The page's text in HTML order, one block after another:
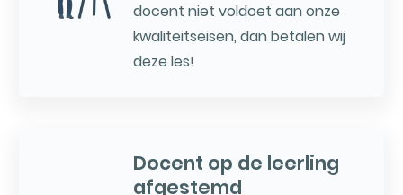
docent niet voldoet aan onze
kwaliteitseisen, dan betalen wij
deze les!
Docent op de leerling
afgestemd